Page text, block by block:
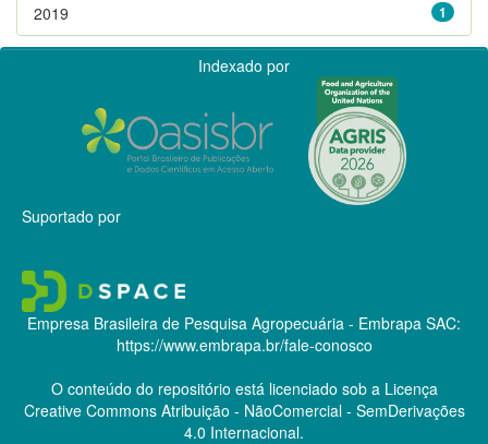
1
2019
Indexado por
Suportado por
Empresa Brasileira de Pesquisa Agropecuária - Embrapa SAC:
https://www.embrapa.br/fale-conosco
O conteúdo do repositório está licenciado sob a Licença
Creative CommonsAtribuição - NãoComercial - SemDerivações
4.0 Internacional.